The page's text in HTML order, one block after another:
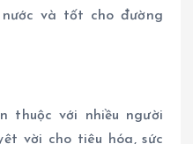
và tốt cho đường
thuộc với nhiều người
vời cho tiêu hóa, sức